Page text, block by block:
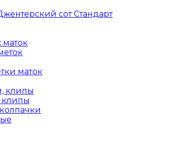
сот Стандарт
маток
клипы
клипы